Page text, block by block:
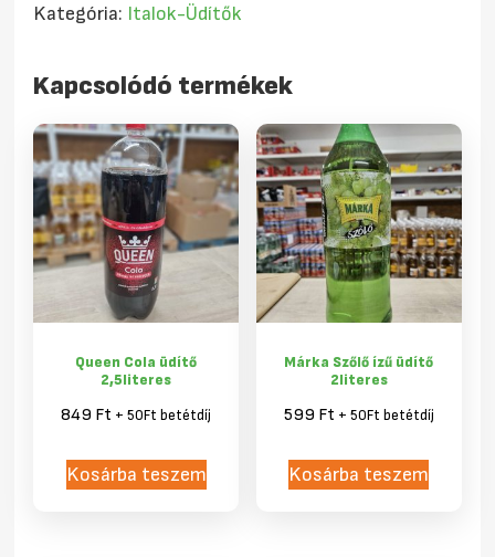
250ml
Kategória: Italok-Üdítők
Kapcsolódó termékek
Queen Cola üdítő
2,5literes
849 Ft + 50Ft betétdíj
Kosárba teszem
Márka Szőlő ízű üdítő
2literes
599 Ft + 50Ft betétdíj
Kosárba teszem